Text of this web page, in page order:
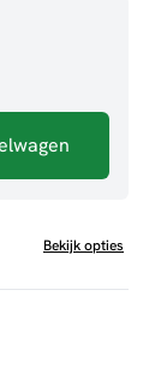
Bekijk opties